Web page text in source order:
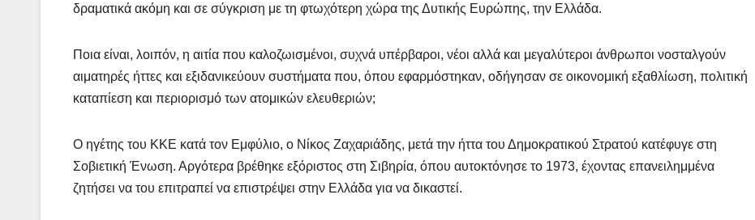
δραματικά ακόμη και σε σύγκριση με τη φτωχότερη χώρα της Δυτικής Ευρώπης, την Ελλάδα.
Ποια είναι, λοιπόν, η αιτία που καλοζωισμένοι, συχνά υπέρβαροι, νέοι αλλά και μεγαλύτεροι άνθρωποι νοσταλγούν
αιματηρές ήττες και εξιδανικεύουν συστήματα που, όπου εφαρμόστηκαν, οδήγησαν σε οικονομική εξαθλίωση, πολιτική
καταπίεση και περιορισμό των ατομικών ελευθεριών;
Ο ηγέτης του ΚΚΕ κατά τον Εμφύλιο, ο Νίκος Ζαχαριάδης, μετά την ήττα του Δημοκρατικού Στρατού κατέφυγε στη
Σοβιετική Ένωση. Αργότερα βρέθηκε εξόριστος στη Σιβηρία, όπου αυτοκτόνησε το 1973, έχοντας επανειλημμένα
ζητήσει να του επιτραπεί να επιστρέψει στην Ελλάδα για να δικαστεί.